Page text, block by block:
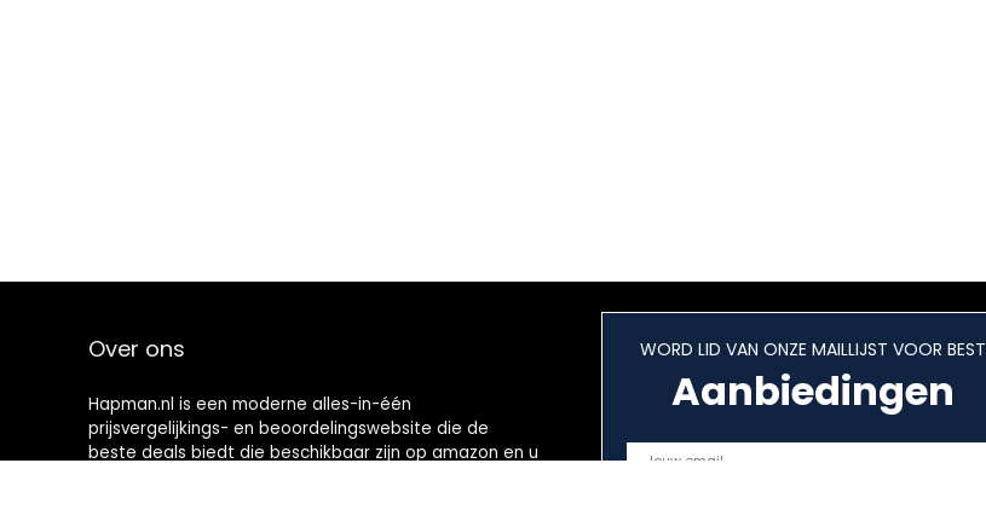
Over ons
Hapman.nl is een moderne alles-in-één
prijsvergelijkings- en beoordelingswebsite die de
beste deals biedt die beschikbaar zijn op amazon en u
WORD LID VAN ONZE MAILLIJST VOOR BEST
Aanbiedingen